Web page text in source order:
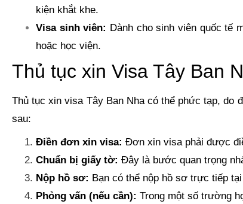
Hợp đồng cho thuê nhà + hóa đơn nộp thuế
kiện khắt khe.
Visa sinh viên: Dành cho sinh viên quốc tế
hoặc học viện.
Thủ tục xin Visa Tây Ban
Thủ tục xin visa Tây Ban Nha có thể phức tạp,
sau:
Điền đơn xin visa: Đơn xin visa phải được
Chuẩn bị giấy tờ: Đây là bước quan trọng
Nộp hồ sơ: Bạn có thể nộp hồ sơ trực tiếp
Phỏng vấn (nếu cần): Trong một số trường